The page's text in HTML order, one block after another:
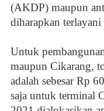
(AKDP) maupun
diharapkan terlayani
Untuk
maupun Cikarang,
adalah sebesar Rp
saja untuk terminal